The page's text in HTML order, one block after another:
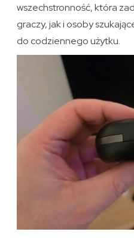
wszechstronność, która
graczy, jak i osoby
do codziennego użytku.